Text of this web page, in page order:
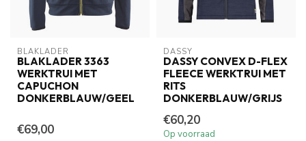
BLAKLADER
BLAKLADER 3363
WERKTRUI MET
CAPUCHON
DONKERBLAUW/GEEL
€69,00
DASSY
DASSY CONVEX D-FLEX
FLEECE WERKTRUI MET
RITS
DONKERBLAUW/GRIJS
€60,20
Op voorraad